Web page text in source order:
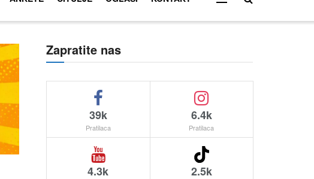
Zapratite nas
39k
Pratilaca
6.4k
Pratilaca
4.3k 2.5k